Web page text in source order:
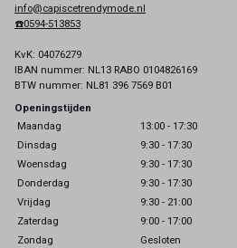
info@capiscetrendymode.nl
☎️0594-513853
KvK: 04076279
IBAN nummer: NL13 RABO 0104826169
BTW nummer: NL81 396 7569 B01
Openingstijden
Maandag
13:00 - 17:30
Dinsdag
9:30 - 17:30
Woensdag
9:30 - 17:30
Donderdag
9:30 - 17:30
Vrijdag
9:30 - 21:00
Zaterdag
9:00 - 17:00
Zondag
Gesloten